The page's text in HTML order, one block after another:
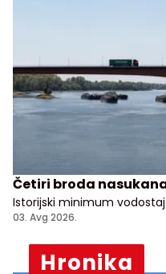
Četiri broda
Istorijski minimum
dodatni pad
03. Avg 2026.
Hronika